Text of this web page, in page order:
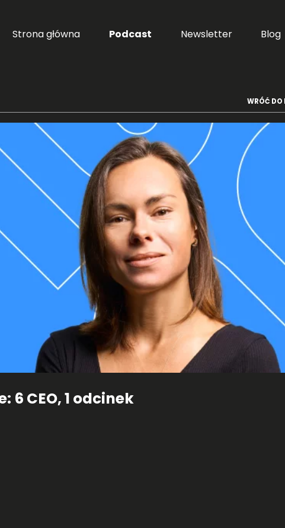
Strona główna Podcast Newsletter Blog
WRÓĆ DO
CEO, 1 odcinek